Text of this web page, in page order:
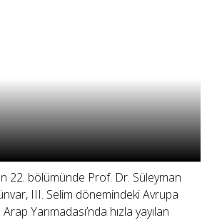
22. bölümünde Prof. Dr. Süleyman
III. Selim dönemindeki Avrupa
Yarımadası’nda hızla yayılan